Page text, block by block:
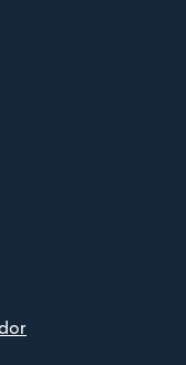
janela)
nova janela)